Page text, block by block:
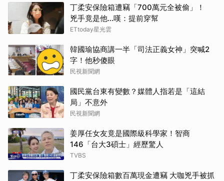
丁柔安保險箱遭竊「700萬元全被偷」！
兇手竟是他...嘆：提前穿幫
ETtoday星光雲
韓國瑜協商講一半「司法正義女神」突喊2
字！他秒傻眼
民視新聞網
國民黨台東有變數？媒體人指若是「這結
局」不意外
民視新聞網
姜厚任女友竟是國際級科學家！智商
146「台大3碩士」經歷驚人
TVBS
丁柔安保險箱數百萬現金遭竊 大咖兇手被抓